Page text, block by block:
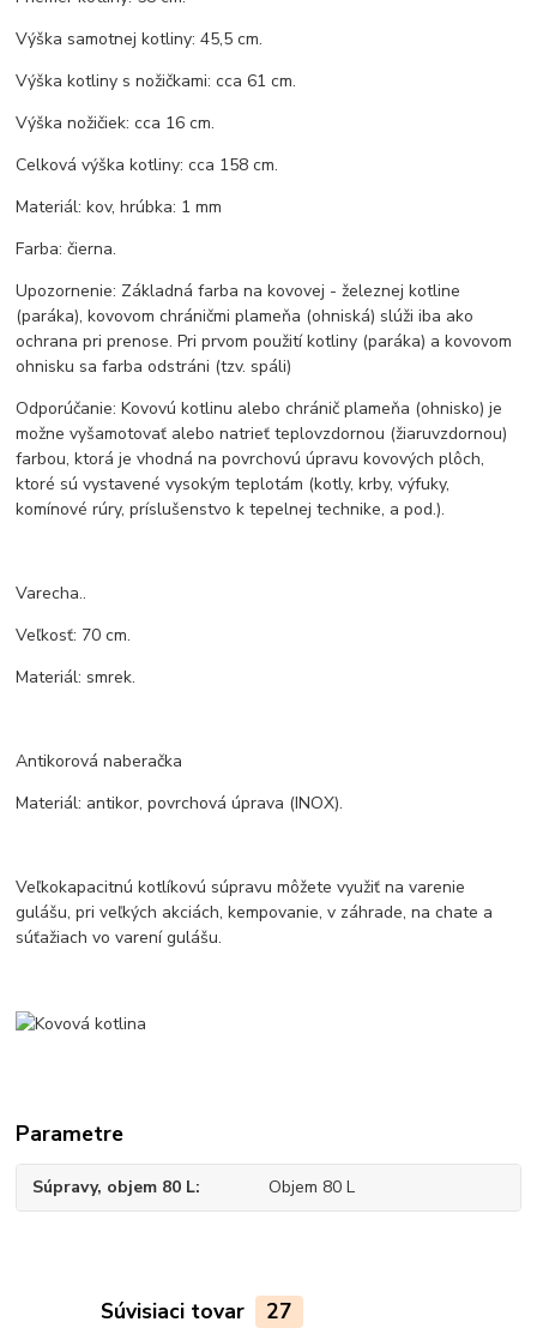
Výška samotnej kotliny: 45,5 cm.
Výška kotliny s nožičkami: cca 61 cm.
Výška nožičiek: cca 16 cm.
Celková výška kotliny: cca 158 cm.
Materiál: kov, hrúbka: 1 mm
Farba: čierna.
Upozornenie: Základná farba na kovovej - železnej kotline
(paráka), kovovom chráničmi plameňa (ohniská) slúži iba ako
ochrana pri prenose. Pri prvom použití kotliny (paráka) a kovovom
ohnisku sa farba odstráni (tzv. spáli)
Odporúčanie: Kovovú kotlinu alebo chránič plameňa (ohnisko) je
možne vyšamotovať alebo natrieť teplovzdornou (žiaruvzdornou)
farbou, ktorá je vhodná na povrchovú úpravu kovových plôch,
ktoré sú vystavené vysokým teplotám (kotly, krby, výfuky,
komínové rúry, príslušenstvo k tepelnej technike, a pod.).
Varecha..
Veľkosť: 70 cm.
Materiál: smrek.
Antikorová naberačka
Materiál: antikor, povrchová úprava (INOX).
Veľkokapacitnú kotlíkovú súpravu môžete využiť na varenie
gulášu, pri veľkých akciách, kempovanie, v záhrade, na chate a
súťažiach vo varení gulášu.
Parametre
Súpravy, objem 80 L Objem 80 L
Súvisiaci tovar 27